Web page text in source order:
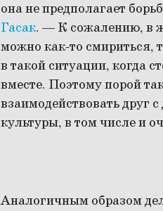
она не предполагает
Гасак. — К сожалению, в
можно как-то смириться,
в такой ситуации, когда
вместе. Поэтому порой
взаимодействовать друг
культуры, в том числе и
Аналогичным образом